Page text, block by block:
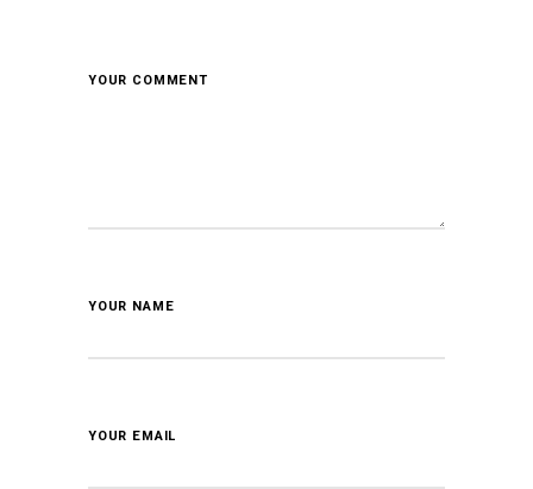
YOUR COMMENT
YOUR NAME
YOUR EMAIL